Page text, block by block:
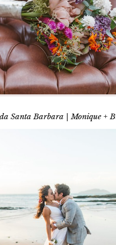
Santa Barbara | Monique +